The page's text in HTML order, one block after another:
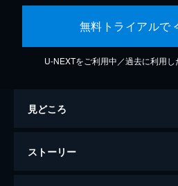
無料トライアルで
U-NEXTをご利用中／過去に利用
見どころ
ストーリー